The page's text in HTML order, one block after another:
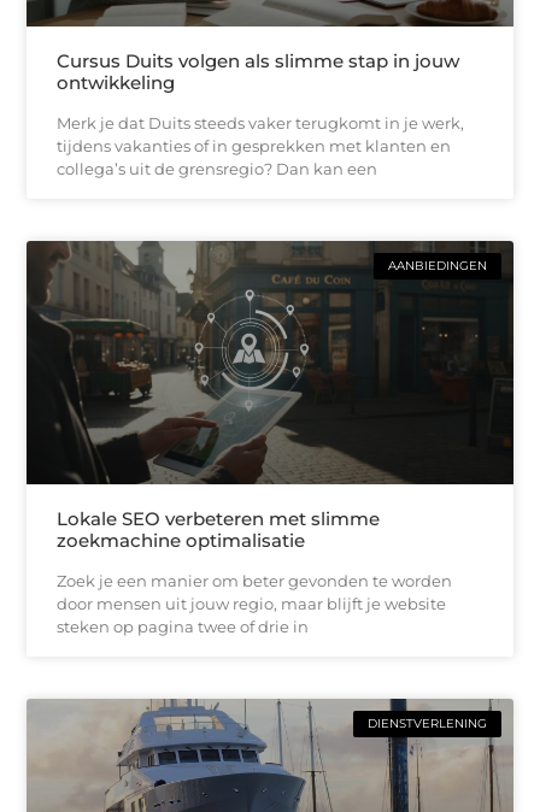
Cursus Duits volgen als slimme stap in jouw
ontwikkeling
Merk je dat Duits steeds vaker terugkomt in je werk,
tijdens vakanties of in gesprekken met klanten en
collega’s uit de grensregio? Dan kan een
AANBIEDINGEN
Lokale SEO verbeteren met slimme
zoekmachine optimalisatie
Zoek je een manier om beter gevonden te worden
door mensen uit jouw regio, maar blijft je website
steken op pagina twee of drie in
DIENSTVERLENING